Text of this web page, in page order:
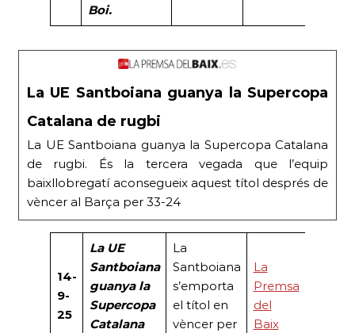
Boi.
La UE Santboiana guanya la Supercopa
Catalana de rugbi
La UE Santboiana guanya la Supercopa Catalana
de rugbi. És la tercera vegada que l’equip
baixllobregatí aconsegueix aquest títol després de
vèncer al Barça per 33-24
14-
9-
25
La UE
Santboiana
guanya la
Supercopa
Catalana
La
Santboiana
s’emporta
el títol en
vèncer per
La
Premsa
del
Baix